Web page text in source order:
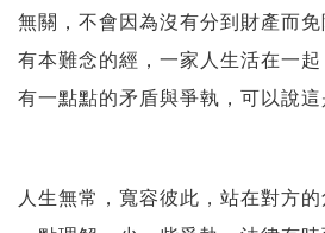
無關，不會因為沒有分到財產而
有本難念的經，一家人生活在一起
有一點點的矛盾與爭執，可以說這
人生無常，寬容彼此，站在對方